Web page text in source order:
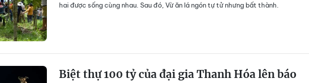
hai được sống cùng nhau. Sau đó, Vừ ăn lá ngón tự tử nhưng bất thành.
Biệt thự 100 tỷ của đại gia Thanh Hóa lên báo